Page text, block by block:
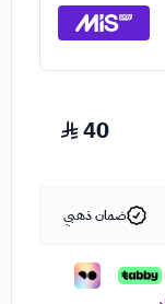
40
ضمان ذهبي